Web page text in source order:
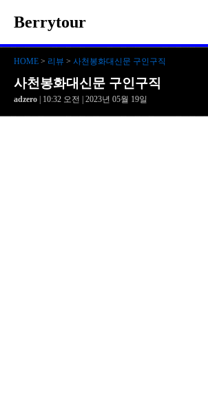
Berrytour
HOME > 리뷰 > 사천봉화대신문 구인구직
사천봉화대신문 구인구직
adzero | 10:32 오전 | 2023년 05월 19일